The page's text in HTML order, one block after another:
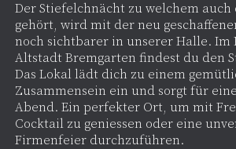
Der Stiefelchnächt zu welchem auch
gehört, wird mit der neu
noch sichtbarer in unserer Halle. Im
Altstadt Bremgarten findest du den
Das Lokal lädt dich zu einem
Zusammensein ein und sorgt für
Abend. Ein perfekter Ort, um mit
Cocktail zu geniessen oder eine
Firmenfeier durchzuführen.